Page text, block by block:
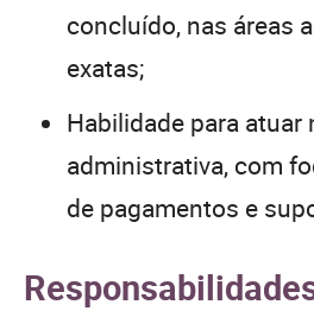
concluído, nas áreas
exatas;
Habilidade para atuar
administrativa, com
de pagamentos e